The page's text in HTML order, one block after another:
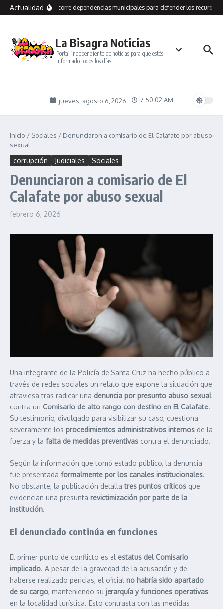
Saltar al contenido
ActualidadGrasso recorre dependencias municipales para defender los recursos
La Bisagra Noticias
Portal independiente de noticias para que estés
informado todos los días.
jueves, agosto 6, 2026 7:50:03 AM
Inicio / Sociales / Denunciaron a comisario de El Calafate por abuso
sexual
corrupción Judiciales Sociales
Denunciaron a comisario de El
Calafate por abuso sexual
febrero 6, 2026
Una integrante de la Policía de Santa Cruz ha hecho público a
través de redes sociales un relato que expone la situación que
atraviesa tras radicar una denuncia por presunto abuso sexual
contra un Comisario de alto rango con destino en El Calafate.
Su testimonio, divulgado para visibilizar su caso, cuestiona
severamente los procedimientos administrativos internos de la
fuerza y la falta de medidas preventivas contra el denunciado.
Según la información que tomó estado público, la denuncia
fue presentada formalmente por los canales institucionales.
No obstante, la publicación detallatres puntos críticos que
evidencian una presunta revictimización por parte de la
institución.
El denunciado continúa en funciones
El primer punto de conflicto es el estatus del Comisario
implicado. A pesar de la gravedad de la acusación y de
haberse realizado pericias, el oficial no habría sido apartado
de su cargo, manteniendo su jerarquía y funciones operativas
en la localidad turística. Esto contrasta con las medidas